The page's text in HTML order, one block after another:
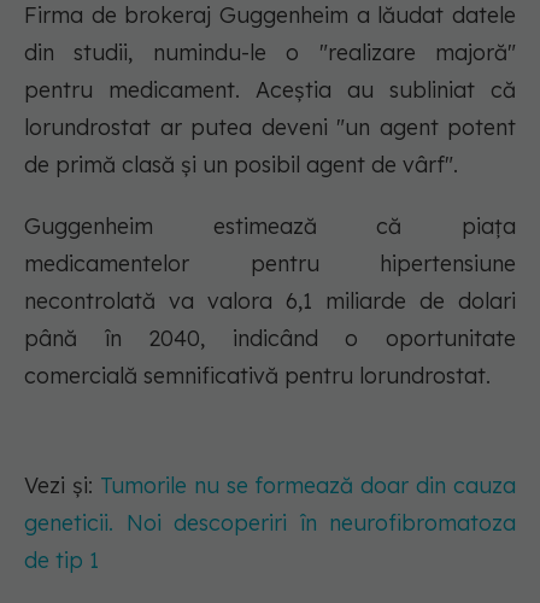
Firma de brokeraj Guggenheim a lăudat datele
din studii, numindu-le o "realizare majoră"
pentru medicament. Aceștia au subliniat că
lorundrostat ar putea deveni "un agent potent
de primă clasă și un posibil agent de vârf".
Guggenheim estimează că piața
medicamentelor pentru hipertensiune
necontrolată va valora 6,1 miliarde de dolari
până în 2040, indicând o oportunitate
comercială semnificativă pentru lorundrostat.
Vezi și: Tumorile nu se formează doar din cauza
geneticii. Noi descoperiri în neurofibromatoza
de tip 1